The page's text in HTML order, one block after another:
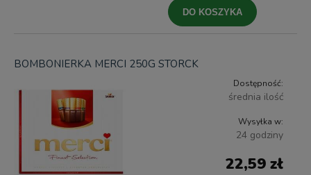
DO KOSZYKA
BOMBONIERKA MERCI 250G STORCK
Dostępność:
średnia ilość
Wysyłka w:
24 godziny
22,59 zł